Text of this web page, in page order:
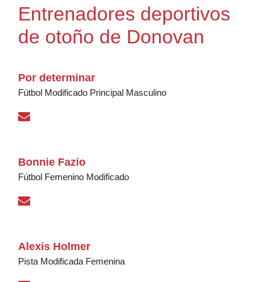
Entrenadores deportivos
de otoño de Donovan
Por determinar
Fútbol Modificado Principal Masculino
Bonnie Fazio
Fútbol Femenino Modificado
Alexis Holmer
Pista Modificada Femenina